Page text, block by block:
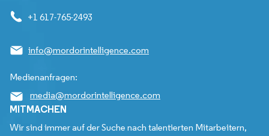
+1 617-765-2493
info@mordorintelligence.com
Medienanfragen:
media@mordorintelligence.com
MITMACHEN
Wir sind immer auf der Suche nach talentierten Mitarbeitern,